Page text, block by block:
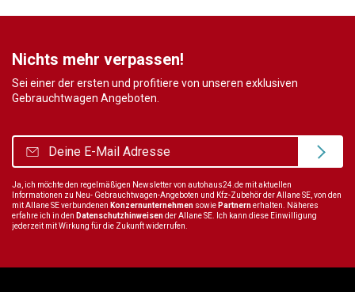
Nichts mehr verpassen!
Sei einer der ersten und profitiere von unseren exklusiven
Gebrauchtwagen Angeboten.
Ja, ich möchte den regelmäßigen Newsletter von autohaus24.de mit aktuellen
Informationen zu Neu- Gebrauchtwagen-Angeboten und Kfz-Zubehör der Allane SE, von den
mit Allane SE verbundenen Konzernunternehmen sowie Partnernerhalten. Näheres
erfahre ich in den Datenschutzhinweisender Allane SE. Ich kann diese Einwilligung
jederzeit mit Wirkung für die Zukunft widerrufen.